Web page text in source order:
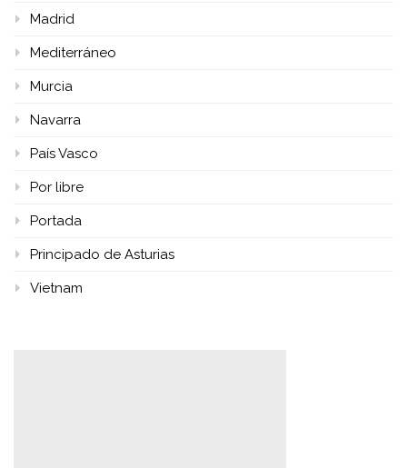
Madrid
Mediterráneo
Murcia
Navarra
País Vasco
Por libre
Portada
Principado de Asturias
Vietnam